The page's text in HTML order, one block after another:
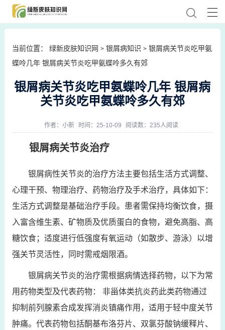
当前位置： 绿新皮肤知识网 > 银屑病知识 > 银屑病关节炎吃甲氨
蝶呤几年 银屑病关节炎吃甲氨蝶呤多久有郊
银屑病关节炎吃甲氨蝶呤几年 银屑病
关节炎吃甲氨蝶呤多久有郊
作者： 小新 时间：25-10-09 阅读数：235人阅读
银屑病关节炎治疗
银屑病性关节炎的治疗方法主要包括生活方式调整、
心理干预、物理治疗、药物治疗及手术治疗，具体如下：
生活方式调整是基础治疗手段。患者需保持均衡饮食，摄
入富含维生素、矿物质及优质蛋白的食物，避免高脂、高
糖饮食；适度进行低强度有氧运动（如散步、游泳）以增
强关节灵活性，同时需戒烟限酒。
银屑病关节炎的治疗需根据病情选择药物，以下为常
用药物类型及代表药物： 非甾体类抗炎药此类药物通过
抑制前列腺素合成发挥消炎镇痛作用，适用于轻中度关节
肿痛。代表药物包括酮基布洛芬片、双氯芬酸钠缓释片、